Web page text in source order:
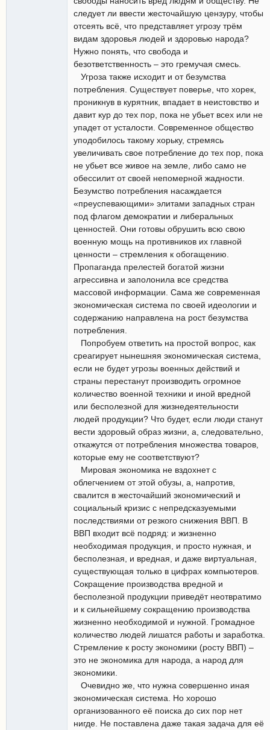
следует ли ввести жесточайшую цензуру, чтобы
отсеять всё, что представляет угрозу трём
видам здоровья людей и здоровью народа?
Нужно понять, что свобода и
безответственность – это гремучая смесь.
Угроза также исходит и от безумства
потребления. Существует поверье, что хорек,
проникнув в курятник, впадает в неистовство и
давит кур до тех пор, пока не убьет всех или не
упадет от усталости. Современное общество
уподобилось такому хорьку, стремясь
увеличивать свое потребление до тех пор, пока
не убьет все живое на земле, либо само не
обессилит от своей непомерной жадности.
Безумство потребления насаждается
«преуспевающими» элитами западных стран
под флагом демократии и либеральных
ценностей. Они готовы обрушить всю свою
военную мощь на противников их главной
ценности – стремления к обогащению.
Пропаганда прелестей богатой жизни
агрессивна и заполонила все средства
массовой информации. Сама же современная
экономическая система по своей идеологии и
содержанию направлена на рост безумства
потребления.
Попробуем ответить на простой вопрос, как
среагирует нынешняя экономическая система,
если не будет угрозы военных действий и
страны перестанут производить огромное
количество военной техники и иной вредной
или бесполезной для жизнедеятельности
людей продукции? Что будет, если люди станут
вести здоровый образ жизни, а, следовательно,
откажутся от потребления множества товаров,
которые ему не соответствуют?
Мировая экономика не вздохнет с
облегчением от этой обузы, а, напротив,
свалится в жесточайший экономический и
социальный кризис с непредсказуемыми
последствиями от резкого снижения ВВП. В
ВВП входит всё подряд: и жизненно
необходимая продукция, и просто нужная, и
бесполезная, и вредная, и даже виртуальная,
существующая только в цифрах компьютеров.
Сокращение производства вредной и
бесполезной продукции приведёт неотвратимо
и к сильнейшему сокращению производства
жизненно необходимой и нужной. Громадное
количество людей лишатся работы и заработка.
Стремление к росту экономики (росту ВВП) –
это не экономика для народа, а народ для
экономики.
Очевидно же, что нужна совершенно иная
экономическая система. Но хорошо
организованного её поиска до сих пор нет
нигде. Не поставлена даже такая задача для её